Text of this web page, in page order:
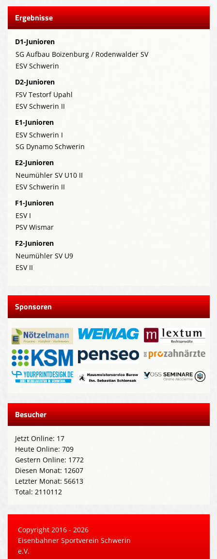
Ergebnisse
D1-Junioren
SG Aufbau Boizenburg / Rodenwalder SV
ESV Schwerin
D2-Junioren
FSV Testorf Upahl
ESV Schwerin II
E1-Junioren
ESV Schwerin I
SG Dynamo Schwerin
E2-Junioren
Neumühler SV U10 II
ESV Schwerin II
F1-Junioren
ESV I
PSV Wismar
F2-Junioren
Neumühler SV U9
ESV II
Sponsoren
Besucher
Jetzt Online: 17
Heute Online: 709
Gestern Online: 1772
Diesen Monat: 12607
Letzter Monat: 56613
Total: 2110112
Copyright 2016 - 2026
Eisenbahner Sportverein Schwerin
e.V.